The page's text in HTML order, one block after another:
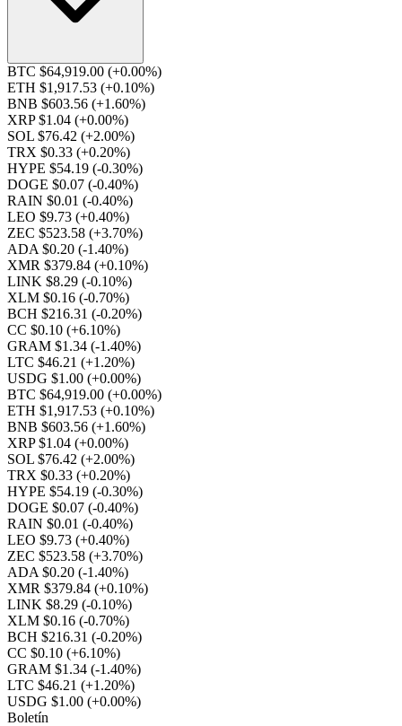
BTC $64,919.00 (+0.00%)
ETH $1,917.53 (+0.10%)
BNB $603.56 (+1.60%)
XRP $1.04 (+0.00%)
SOL $76.42 (+2.00%)
TRX $0.33 (+0.20%)
HYPE $54.19 (-0.30%)
DOGE $0.07 (-0.40%)
RAIN $0.01 (-0.40%)
LEO $9.73 (+0.40%)
ZEC $523.58 (+3.70%)
ADA $0.20 (-1.40%)
XMR $379.84 (+0.10%)
LINK $8.29 (-0.10%)
XLM $0.16 (-0.70%)
BCH $216.31 (-0.20%)
CC $0.10 (+6.10%)
GRAM $1.34 (-1.40%)
LTC $46.21 (+1.20%)
USDG $1.00 (+0.00%)
BTC $64,919.00 (+0.00%)
ETH $1,917.53 (+0.10%)
BNB $603.56 (+1.60%)
XRP $1.04 (+0.00%)
SOL $76.42 (+2.00%)
TRX $0.33 (+0.20%)
HYPE $54.19 (-0.30%)
DOGE $0.07 (-0.40%)
RAIN $0.01 (-0.40%)
LEO $9.73 (+0.40%)
ZEC $523.58 (+3.70%)
ADA $0.20 (-1.40%)
XMR $379.84 (+0.10%)
LINK $8.29 (-0.10%)
XLM $0.16 (-0.70%)
BCH $216.31 (-0.20%)
CC $0.10 (+6.10%)
GRAM $1.34 (-1.40%)
LTC $46.21 (+1.20%)
USDG $1.00 (+0.00%)
Boletín